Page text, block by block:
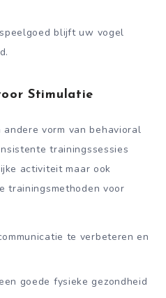
blijft uw vogel
Stimulatie
vorm van behavioral
trainingssessies
activiteit maar ook
trainingsmethoden voor
te verbeteren en
goede fysieke gezondheid